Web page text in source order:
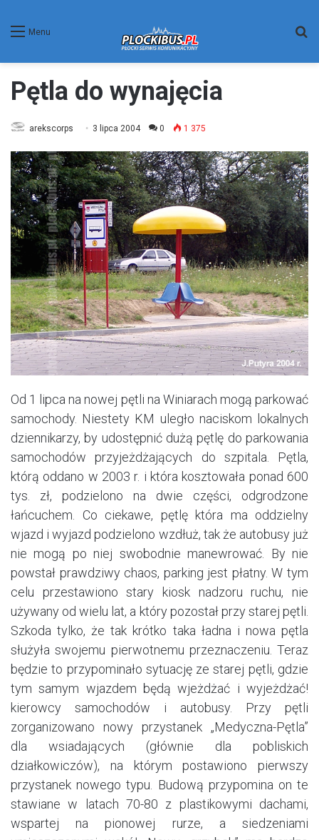
Menu
Pętla do wynajęcia
arekscorps 3 lipca 2004 0 1 375
Od 1 lipca na nowej pętli na Winiarach mogą parkować
samochody. Niestety KM uległo naciskom lokalnych
dziennikarzy, by udostępnić dużą pętlę do parkowania
samochodów przyjeżdżających do szpitala. Pętla,
którą oddano w 2003 r. i która kosztowała ponad 600
tys. zł, podzielono na dwie części, odgrodzone
łańcuchem. Co ciekawe, pętlę która ma oddzielny
wjazd i wyjazd podzielono wzdłuż, tak że autobusy już
nie mogą po niej swobodnie manewrować. By nie
powstał prawdziwy chaos, parking jest płatny. W tym
celu przestawiono stary kiosk nadzoru ruchu, nie
używany od wielu lat, a który pozostał przy starej pętli.
Szkoda tylko, że tak krótko taka ładna i nowa pętla
służyła swojemu pierwotnemu przeznaczeniu. Teraz
będzie to przypominało sytuację ze starej pętli, gdzie
tym samym wjazdem będą wjeżdżać i wyjeżdżać!
kierowcy samochodów i autobusy. Przy pętli
zorganizowano nowy przystanek „Medyczna-Pętla”
dla wsiadających (głównie dla pobliskich
działkowiczów), na którym postawiono pierwszy
przystanek nowego typu. Budową przypomina on te
stawiane w latach 70-80 z plastikowymi dachami,
wspartej na pionowej rurze, a siedzeniami